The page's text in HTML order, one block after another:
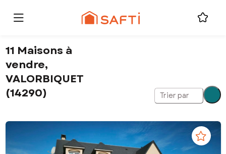
11 Maisons à
vendre,
VALORBIQUET
(14290)
Trier par